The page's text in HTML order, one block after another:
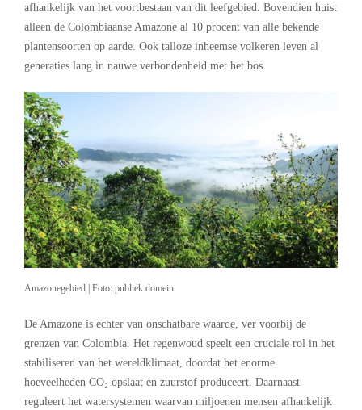
afhankelijk van het voortbestaan van dit leefgebied. Bovendien huist
alleen de Colombiaanse Amazone al 10 procent van alle bekende
plantensoorten op aarde. Ook talloze inheemse volkeren leven al
generaties lang in nauwe verbondenheid met het bos.
Amazonegebied | Foto: publiek domein
De Amazone is echter van onschatbare waarde, ver voorbij de
grenzen van Colombia. Het regenwoud speelt een cruciale rol in het
stabiliseren van het wereldklimaat, doordat het enorme
hoeveelheden CO₂ opslaat en zuurstof produceert. Daarnaast
reguleert het watersystemen waarvan miljoenen mensen afhankelijk